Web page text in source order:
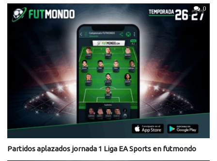
0
Partidos aplazados jornada 1 Liga EA Sports en futmondo